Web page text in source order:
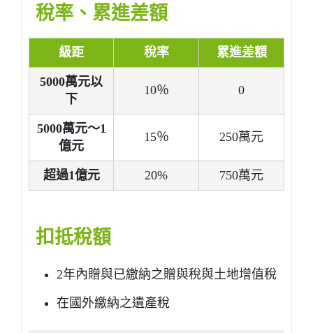
稅率、累進差額
級距 稅率 累進差額
5000萬元以
下
10％ 0
5000萬元～1
億元
15％ 250萬元
超過1億元 20% 750萬元
扣抵稅額
2年內贈與已繳納之贈與稅與土地增值稅
在國外繳納之遺產稅